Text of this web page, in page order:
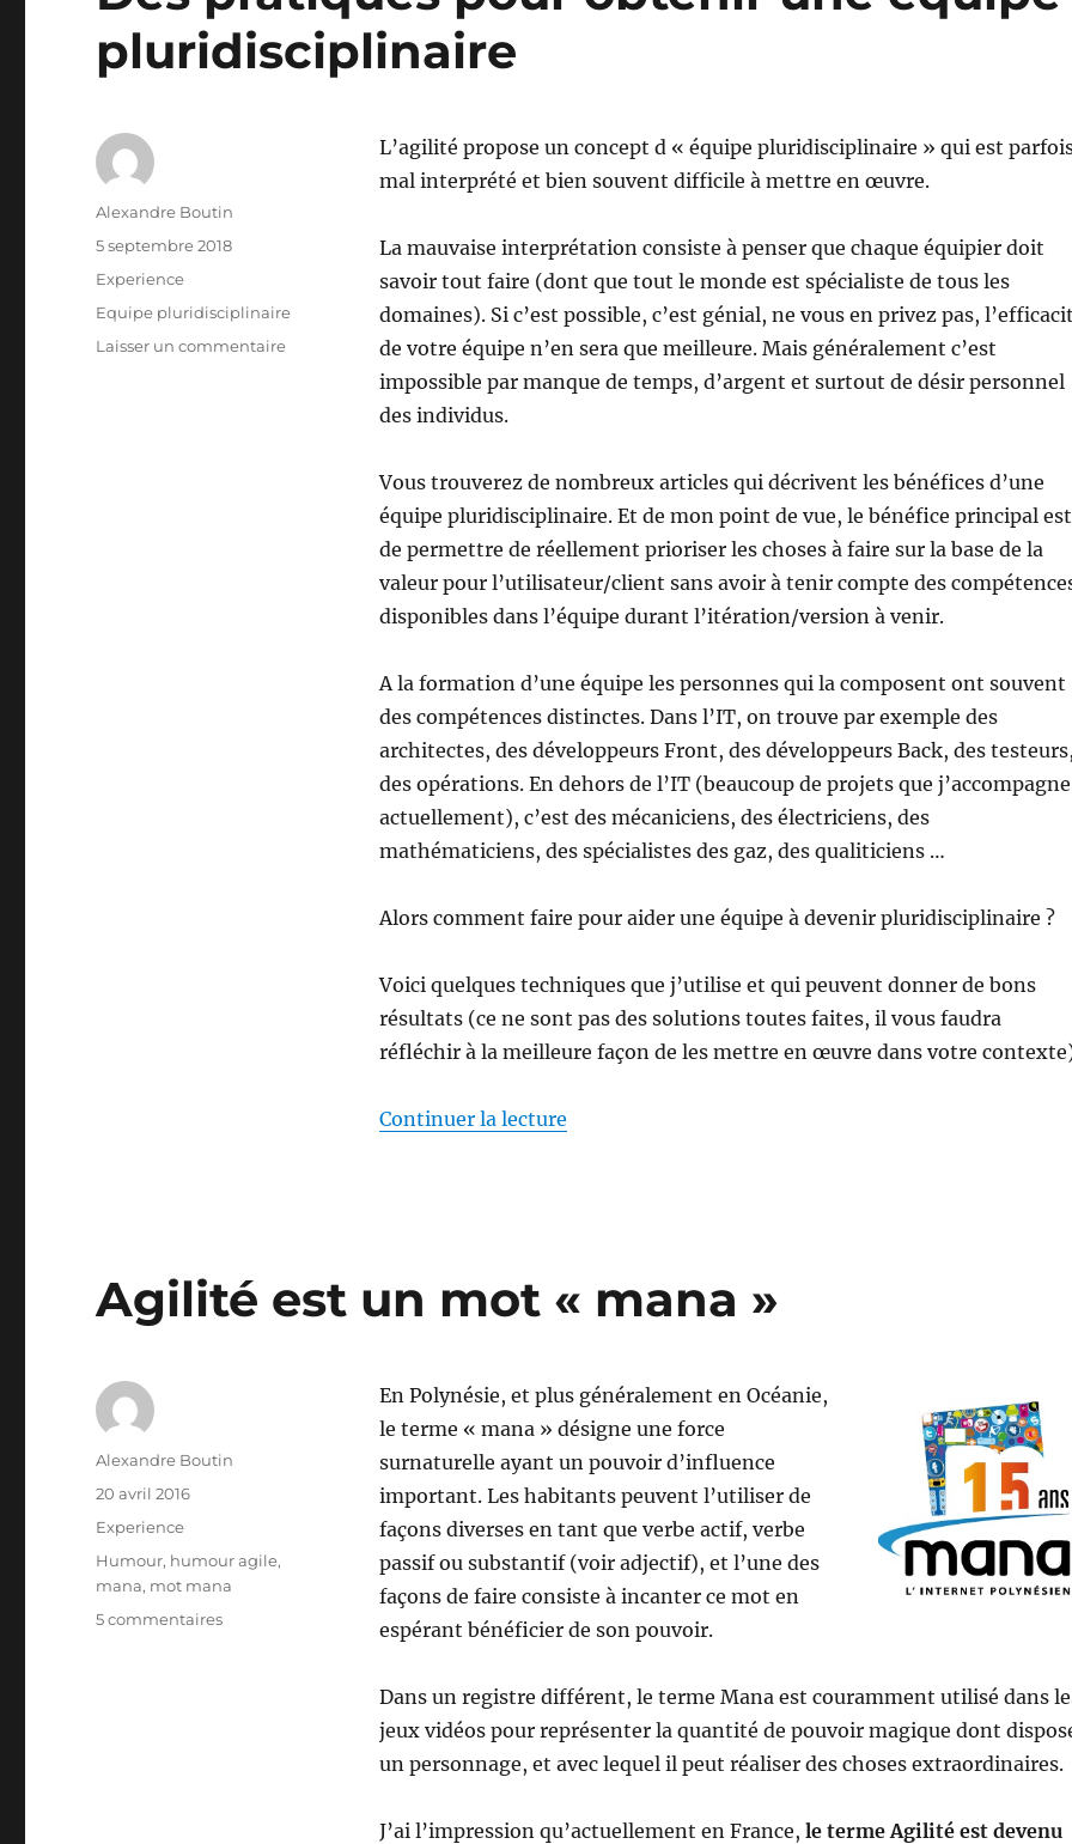
pluridisciplinaire
L’agilité propose un concept d « équipe pluridisciplinaire » qui est
mal interprété et bien souvent difficile à mettre en œuvre.
La mauvaise interprétation consiste à penser que chaque équipier doit
savoir tout faire (dont que tout le monde est spécialiste de tous les
domaines). Si c’est possible, c’est génial, ne vous en privez pas,
de votre équipe n’en sera que meilleure. Mais généralement c’est
impossible par manque de temps, d’argent et surtout de désir personnel
des individus.
Vous trouverez de nombreux articles qui décrivent les bénéfices d’une
équipe pluridisciplinaire. Et de mon point de vue, le bénéfice principal est
de permettre de réellement prioriser les choses à faire sur la base de la
valeur pour l’utilisateur/client sans avoir à tenir compte des
disponibles dans l’équipe durant l’itération/version à venir.
A la formation d’une équipe les personnes qui la composent ont souvent
des compétences distinctes. Dans l’IT, on trouve par exemple des
architectes, des développeurs Front, des développeurs Back, des
des opérations. En dehors de l’IT (beaucoup de projets que j’accompagne
actuellement), c’est des mécaniciens, des électriciens, des
mathématiciens, des spécialistes des gaz, des qualiticiens …
Alors comment faire pour aider une équipe à devenir pluridisciplinaire ?
Voici quelques techniques que j’utilise et qui peuvent donner de bons
résultats (ce ne sont pas des solutions toutes faites, il vous faudra
réfléchir à la meilleure façon de les mettre en œuvre dans votre
Continuer la lecturede « Des pratiques pour obtenir une équipe
Auteur
Alexandre Boutin
Publié
5 septembre 2018
Catégories
Experience
Étiquettes
Equipe pluridisciplinaire
Laisser un commentairesur
pluridisciplinaire
Agilité est un mot « mana »
En Polynésie, et plus généralement en Océanie,
le terme « mana » désigne une force
surnaturelle ayant un pouvoir d’influence
important. Les habitants peuvent l’utiliser de
façons diverses en tant que verbe actif, verbe
passif ou substantif (voir adjectif), et l’une des
façons de faire consiste à incanter ce mot en
espérant bénéficier de son pouvoir.
Dans un registre différent, le terme Mana est couramment utilisé dans
jeux vidéos pour représenter la quantité de pouvoir magique dont
un personnage, et avec lequel il peut réaliser des choses extraordinaires.
J’ai l’impression qu’actuellement en France, le terme Agilité est devenu
Auteur
Alexandre Boutin
Publié
20 avril 2016
Catégories
Experience
Étiquettes
Humour, humour agile,
mana, mot mana
5 commentairessur